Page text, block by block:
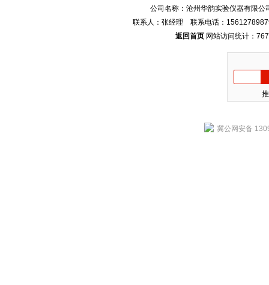
公司名称：沧州华韵实验仪器有限
联系人：张经理 联系电话：
返回首页 网站访问统计：
冀公网安备